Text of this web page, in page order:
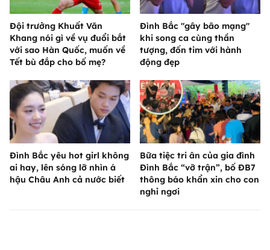
Đội trưởng Khuất Văn
Khang nói gì về vụ đuổi bắt
với sao Hàn Quốc, muốn về
Tết bù đắp cho bố mẹ?
Đình Bắc "gây bão mạng"
khi song ca cùng thần
tượng, đốn tim với hành
động đẹp
Đình Bắc yêu hot girl không
ai hay, lên sóng lỡ nhìn á
hậu Châu Anh cả nước biết
Bữa tiệc tri ân của gia đình
Đình Bắc “vỡ trận”, bố ĐB7
thông báo khẩn xin cho con
nghỉ ngơi